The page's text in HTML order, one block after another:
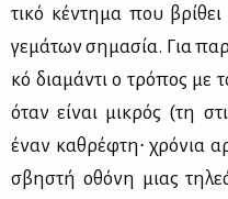
τι­κό κέ­ντη­μα που
γε­μά­των ση­μα­σία. Για
κό δια­μά­ντι ο τρό­πος με
όταν εί­ναι μι­κρός (τη
έναν κα­θρέ­φτη∙ χρό­νια
σβη­στή οθό­νη μιας